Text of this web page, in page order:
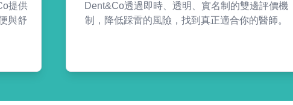
提供
與舒
Dent&Co透過即時、透明、實名制的雙邊評價機
制，降低踩雷的風險，找到真正適合你的醫師。